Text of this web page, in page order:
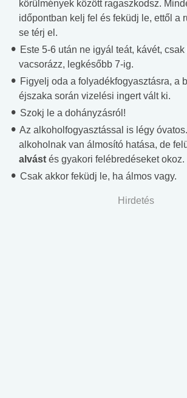
körülmények között ragaszkodsz.
időpontban kelj fel és feküdj le, ettől a
se térj el.
Este 5-6 után ne igyál teát, kávét,
vacsorázz, legkésőbb 7-ig.
Figyelj oda a folyadékfogyasztásra, a
éjszaka során vizelési ingert vált ki.
Szokj le a dohányzásról!
Az alkoholfogyasztással is légy
alkoholnak van álmosító hatása, de
alvást és gyakori felébredéseket okoz.
Csak akkor feküdj le, ha álmos vagy.
Hirdetés